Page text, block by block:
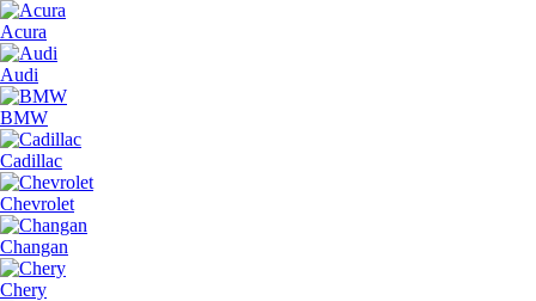
Acura
Audi
BMW
Cadillac
Chevrolet
Changan
Chery